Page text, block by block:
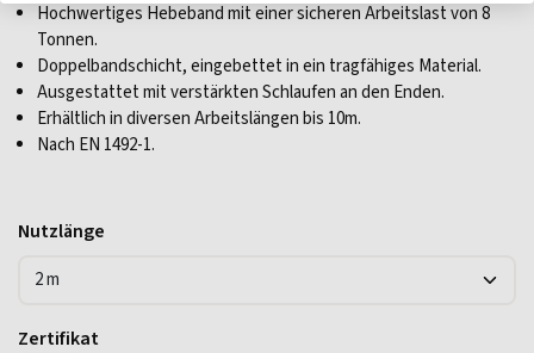
Hochwertiges Hebeband mit einer sicheren Arbeitslast von 8
Tonnen.
Doppelbandschicht, eingebettet in ein tragfähiges Material.
Ausgestattet mit verstärkten Schlaufen an den Enden.
Erhältlich in diversen Arbeitslängen bis 10m.
Nach EN 1492-1.
Nutzlänge
Zertifikat